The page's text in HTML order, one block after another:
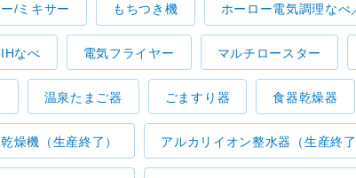
/ミキサー もちつき機 ホーロー電気調理なべ
なべ 電気フライヤー マルチロースター
温泉たまご器 ごますり器 食器乾燥器
燥機（生産終了） アルカリイオン整水器（生産終了